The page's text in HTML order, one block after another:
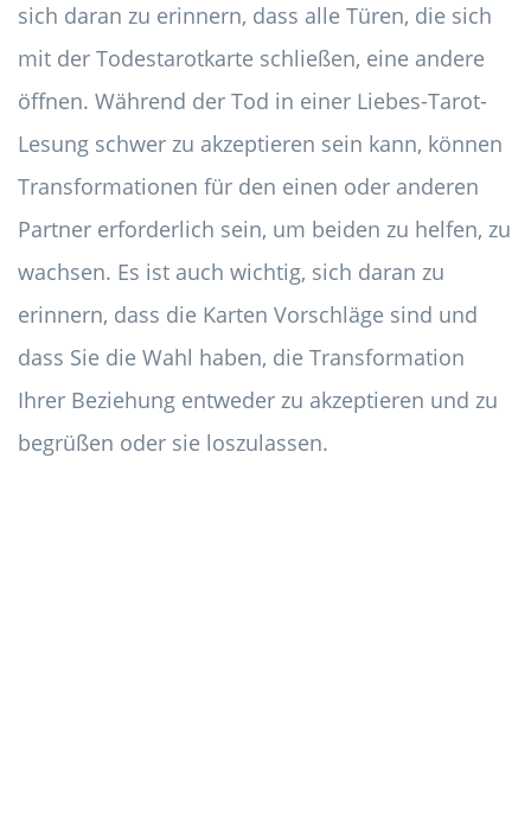
sich daran zu erinnern, dass alle Türen, die sich
mit der Todestarotkarte schließen, eine andere
öffnen. Während der Tod in einer Liebes-Tarot-
Lesung schwer zu akzeptieren sein kann, können
Transformationen für den einen oder anderen
Partner erforderlich sein, um beiden zu helfen, zu
wachsen. Es ist auch wichtig, sich daran zu
erinnern, dass die Karten Vorschläge sind und
dass Sie die Wahl haben, die Transformation
Ihrer Beziehung entweder zu akzeptieren und zu
begrüßen oder sie loszulassen.